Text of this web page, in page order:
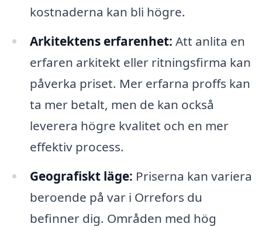
kostnaderna kan bli högre.
Arkitektens erfarenhet: Att anlita en
erfaren arkitekt eller ritningsfirma kan
påverka priset. Mer erfarna proffs kan
ta mer betalt, men de kan också
leverera högre kvalitet och en mer
effektiv process.
Geografiskt läge: Priserna kan variera
beroende på var i Orrefors du
befinner dig. Områden med hög